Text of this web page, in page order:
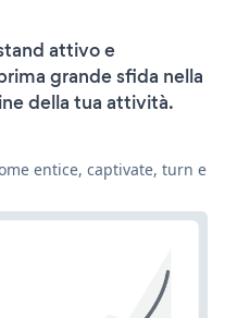
attivo e
grande sfida nella
della tua attività.
entice, captivate, turn e